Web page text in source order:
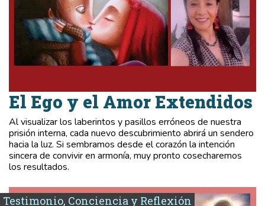
El Ego y el Amor Extendidos
Al visualizar los laberintos y pasillos erróneos de nuestra
prisión interna, cada nuevo descubrimiento abrirá un sendero
hacia la luz. Si sembramos desde el corazón la intención
sincera de convivir en armonía, muy pronto cosecharemos
los resultados.
Testimonio, Conciencia y Reflexión